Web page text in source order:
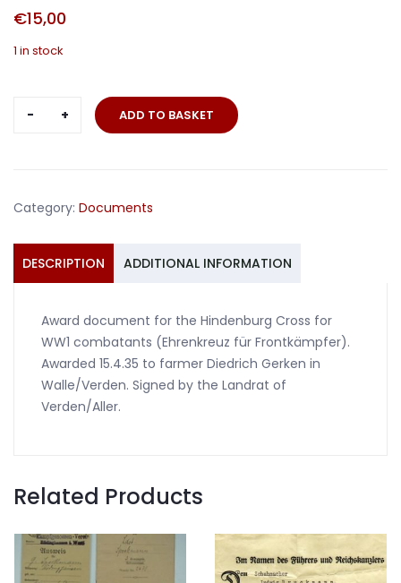
€15,00
1 in stock
Hindenburg
farmer
1935
quantity
ADD TO BASKET
Category: Documents
DESCRIPTION ADDITIONAL INFORMATION
Award document for the Hindenburg Cross for
WW1 combatants (Ehrenkreuz für Frontkämpfer).
Awarded 15.4.35 to farmer Diedrich Gerken in
Walle/Verden. Signed by the Landrat of
Verden/Aller.
Related Products